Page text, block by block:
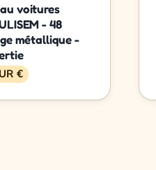
voitures
- 48
métallique -
€